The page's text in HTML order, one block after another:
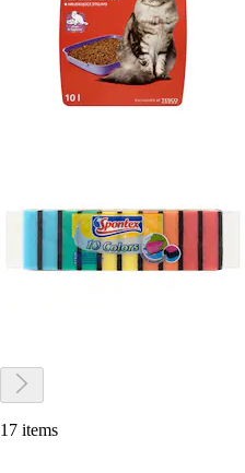
17 items